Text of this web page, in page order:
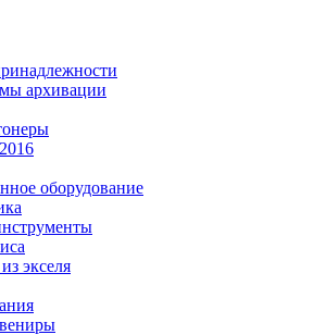
архивации
оборудование
экселя